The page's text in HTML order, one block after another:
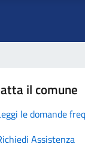
il comune
le domande
Assistenza